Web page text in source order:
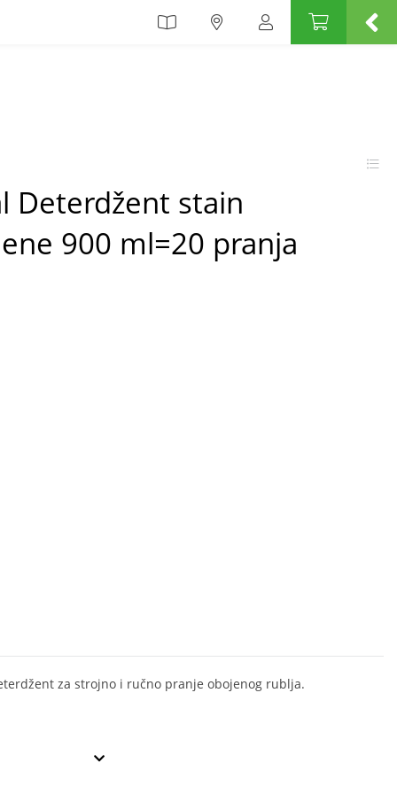
Deterdžent stain
900 ml=20 pranja
za strojno i ručno pranje obojenog rublja.